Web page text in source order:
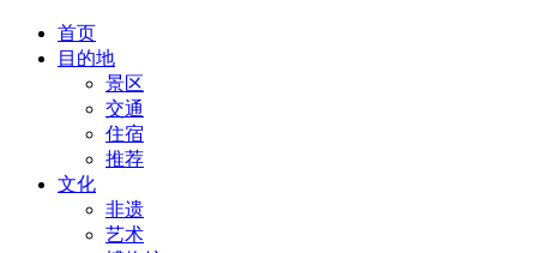
首页
目的地
景区
交通
住宿
推荐
文化
非遗
艺术